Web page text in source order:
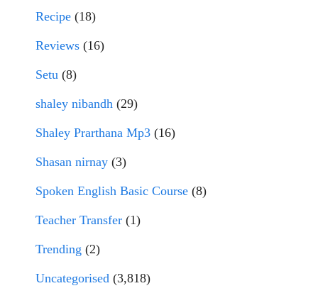
Recipe (18)
Reviews (16)
Setu (8)
shaley nibandh (29)
Shaley Prarthana Mp3 (16)
Shasan nirnay (3)
Spoken English Basic Course (8)
Teacher Transfer (1)
Trending (2)
Uncategorised (3,818)